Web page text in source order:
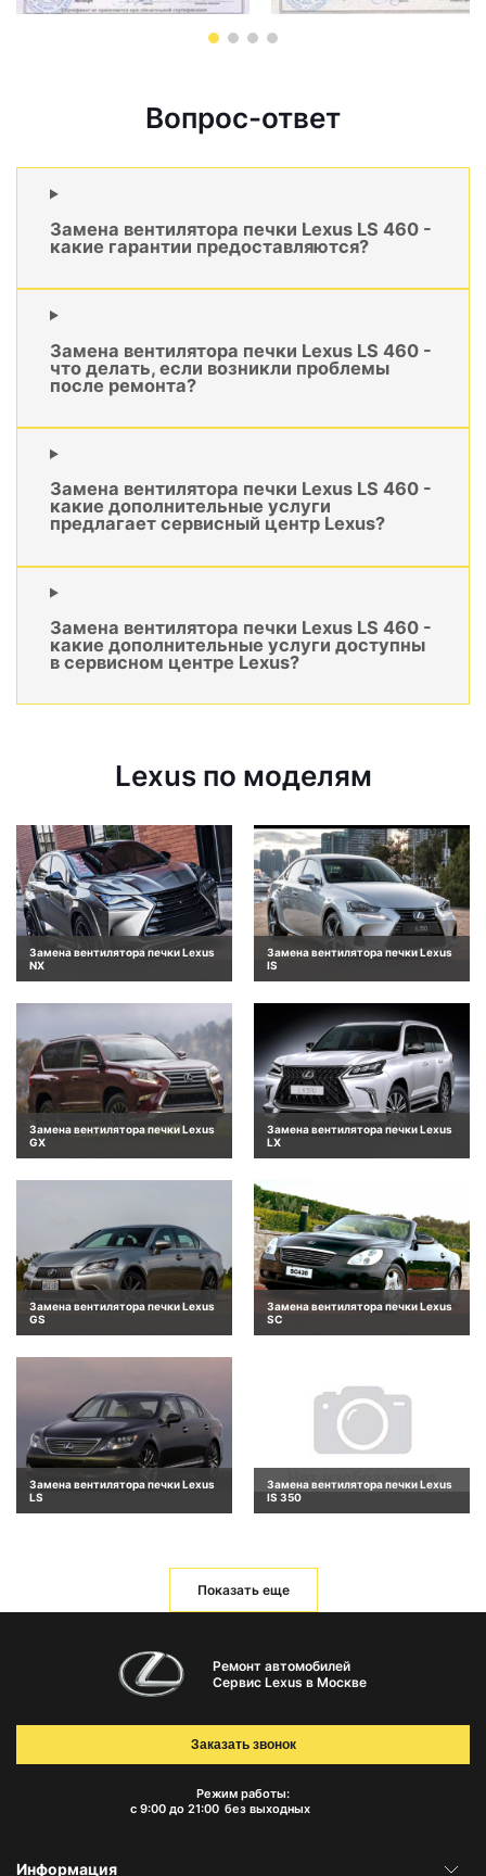
Вопрос-ответ
Замена вентилятора печки Lexus LS 460 -
какие гарантии предоставляются?
Замена вентилятора печки Lexus LS 460 -
что делать, если возникли проблемы
после ремонта?
Замена вентилятора печки Lexus LS 460 -
какие дополнительные услуги
предлагает сервисный центр Lexus?
Замена вентилятора печки Lexus LS 460 -
какие дополнительные услуги доступны
в сервисном центре Lexus?
Lexus по моделям
Замена вентилятора печки Lexus
NX
Замена вентилятора печки Lexus
IS
Замена вентилятора печки Lexus
GX
Замена вентилятора печки Lexus
LX
Замена вентилятора печки Lexus
GS
Замена вентилятора печки Lexus
SC
Замена вентилятора печки Lexus
LS
Замена вентилятора печки Lexus
IS 350
Показать еще
Ремонт автомобилей
Сервис Lexus в Москве
Режим работы:
с 9:00 до 21:00 без выходных
Заказать звонок
Информация